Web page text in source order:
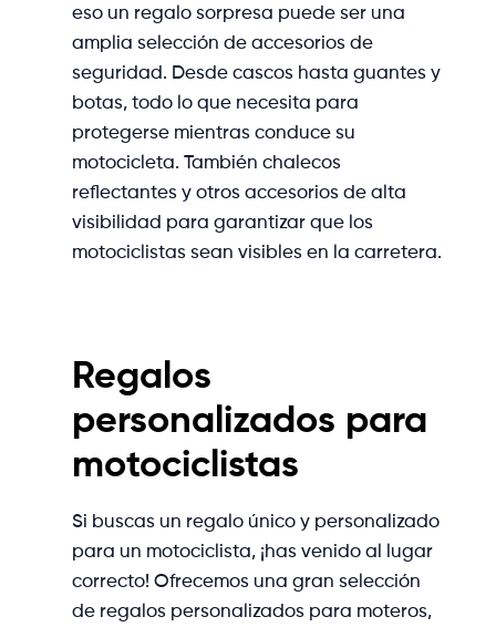
eso un regalo sorpresa puede ser una
amplia selección de accesorios de
seguridad. Desde cascos hasta guantes y
botas, todo lo que necesita para
protegerse mientras conduce su
motocicleta. También chalecos
reflectantes y otros accesorios de alta
visibilidad para garantizar que los
motociclistas sean visibles en la carretera.
Regalos
personalizados para
motociclistas
Si buscas un regalo único y personalizado
para un motociclista, ¡has venido al lugar
correcto! Ofrecemos una gran selección
de regalos personalizados para moteros,